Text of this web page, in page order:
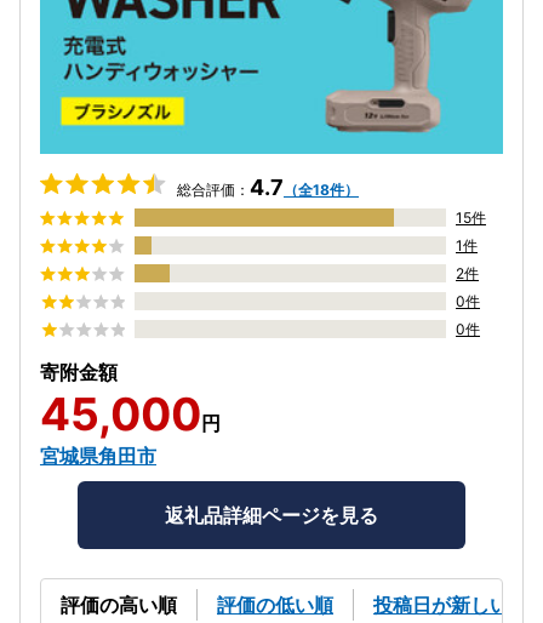
総合評価： 4.7 （全18件）
15件
1件
2件
0件
0件
寄附金額
45,000 円
宮城県角田市
返礼品詳細ページを見る
評価の高い順 評価の低い順 投稿日が新しい順